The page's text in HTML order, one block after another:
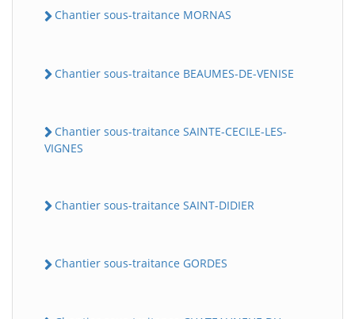
Chantier sous-traitance MORNAS
Chantier sous-traitance BEAUMES-DE-VENISE
Chantier sous-traitance SAINTE-CECILE-LES-
VIGNES
Chantier sous-traitance SAINT-DIDIER
Chantier sous-traitance GORDES